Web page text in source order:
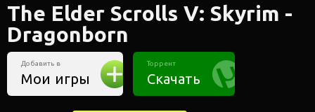
The Elder Scrolls V: Skyrim -
Dragonborn
Добавить в
Мои игры
Торрент
Скачать